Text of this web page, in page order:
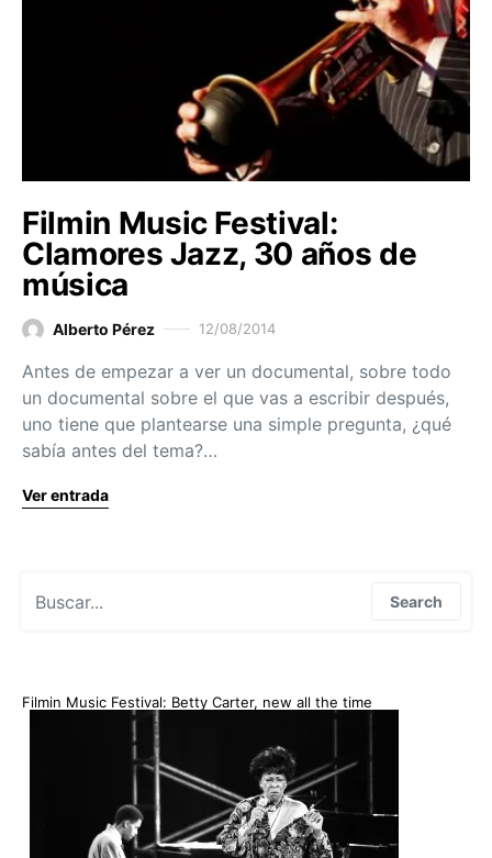
Filmin Music Festival:
Clamores Jazz, 30 años de
música
Alberto Pérez 12/08/2014
Antes de empezar a ver un documental, sobre todo
un documental sobre el que vas a escribir después,
uno tiene que plantearse una simple pregunta, ¿qué
sabía antes del tema?…
Ver entrada
Search
Filmin Music Festival: Betty Carter, new all the time